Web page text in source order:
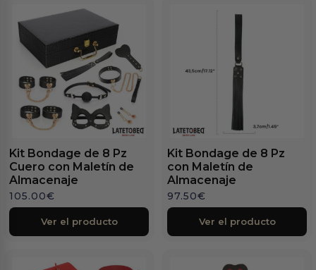
Kit Bondage de 8 Pz
Cuero con Maletín de
Almacenaje
105.00€
Ver el producto
Kit Bondage de 8 Pz
con Maletín de
Almacenaje
97.50€
Ver el producto